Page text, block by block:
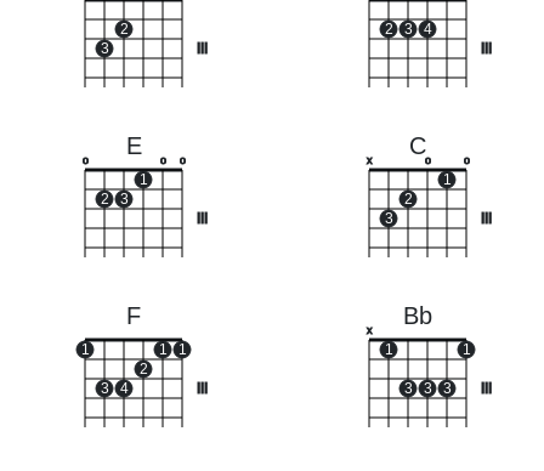
3
2 2 3 4
E
o
2 3
1
o o
C
x
3
2
o
1
o
F
1
3 4
2
1 1
Bb
x
1
3 3 3
1